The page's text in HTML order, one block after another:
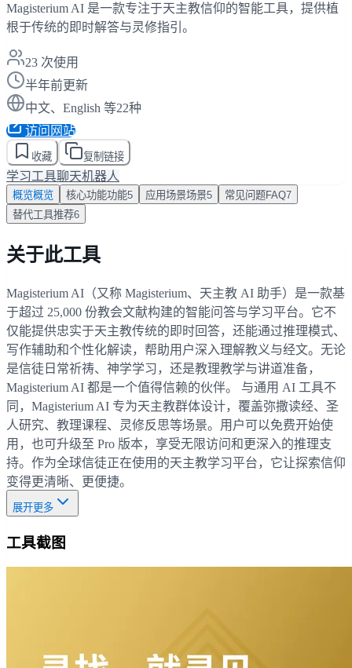
Magisterium AI 是一款专注于天主教信仰的智能工具，提供植
根于传统的即时解答与灵修指引。
23 次使用
半年前更新
中文、English 等22种
访问网站
收藏 复制链接
学习工具聊天机器人
概览概览 核心功能功能5 应用场景场景5 常见问题 FAQ7
替代工具推荐6
关于此工具
Magisterium AI（又称 Magisterium、天主教 AI 助手）是一款基
于超过 25,000 份教会文献构建的智能问答与学习平台。它不
仅能提供忠实于天主教传统的即时回答，还能通过推理模式、
写作辅助和个性化解读，帮助用户深入理解教义与经文。无论
是信徒日常祈祷、神学学习，还是教理教学与讲道准备，
Magisterium AI 都是一个值得信赖的伙伴。 与通用 AI 工具不
同，Magisterium AI 专为天主教群体设计，覆盖弥撒读经、圣
人研究、教理课程、灵修反思等场景。用户可以免费开始使
用，也可升级至 Pro 版本，享受无限访问和更深入的推理支
持。作为全球信徒正在使用的天主教学习平台，它让探索信仰
变得更清晰、更便捷。
展开更多
工具截图